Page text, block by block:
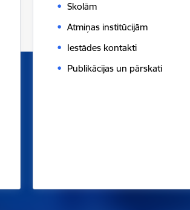
Skolām
Atmiņas institūcijām
Iestādes kontakti
Publikācijas un pārskati